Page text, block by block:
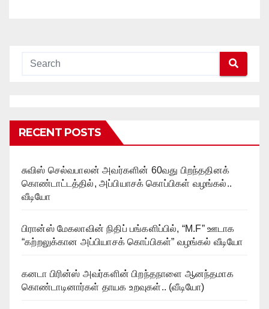
RECENT POSTS
சுவிஸ் செல்வபாலன் அவர்களின் 60வது பிறந்ததினக்
கொண்டாட்டத்தில், அப்பியாசக் கொப்பிகள் வழங்கல்..
வீடியோ
பிரான்ஸ் மேகலாவின் நிதிப் பங்களிப்பில், “M.F” ஊடாக
“கற்றலுக்கான அப்பியாசக் கொப்பிகள்” வழங்கல் வீடியோ
கனடா பிரின்ஸ் அவர்களின் பிறந்தநாளை ஆனந்தமாக
கொண்டாடினார்கள் தாயக உறவுகள்.. (வீடியோ)